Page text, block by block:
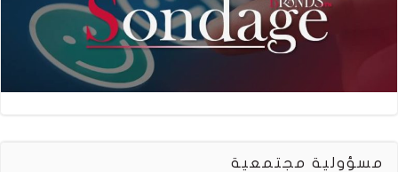
مسؤولية مجتمعية